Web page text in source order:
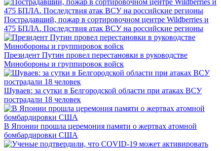
Пострадавший, пожар в сортировочном центре Wildberries и
475 БПЛА. Последствия атак ВСУ на российские регионы
Президент Путин провел перестановки в руководстве
Минобороны и группировок войск
Шуваев: за сутки в Белгородской области при атаках ВСУ
пострадали 18 человек
В Японии прошла церемония памяти о жертвах атомной
бомбардировки США